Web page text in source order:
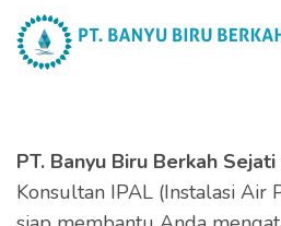
PT. Banyu Biru Berkah Sejati
Konsultan IPAL (Instalasi Air